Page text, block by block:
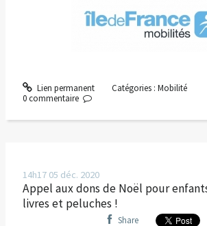
Lien permanent Catégories : Mobilité
0 commentaire
14h17 05 déc. 2020
Appel aux dons de Noël pour
livres et peluches !
Share